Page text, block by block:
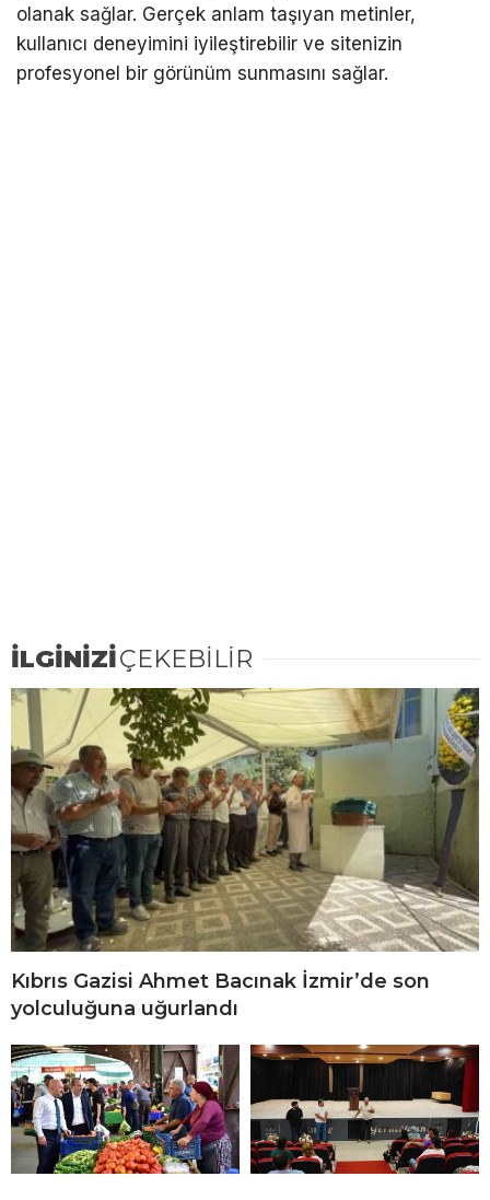
olanak sağlar. Gerçek anlam taşıyan metinler,
kullanıcı deneyimini iyileştirebilir ve sitenizin
profesyonel bir görünüm sunmasını sağlar.
İLGİNİZİÇEKEBİLİR
Kıbrıs Gazisi Ahmet Bacınak İzmir’de son
yolculuğuna uğurlandı